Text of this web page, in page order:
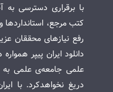
با برقراری دسترسی به
کتب مرجع،
رفع نیازهای محققان
دانلود ایران پیپر
علمی جامعه‌ی علمی به
دریغ نخواهدکرد. با